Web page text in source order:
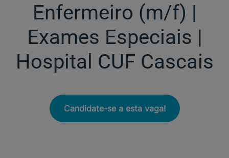
Enfermeiro (m/f)​ |
Exames Especiais |
Hospital CUF Cascais
Candidate-se a esta vaga!